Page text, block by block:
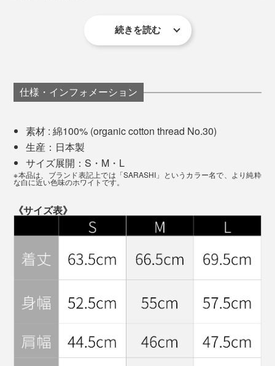
だったら自分たちが買いたい、着たいと思える服、つく
ろうじゃないかと。
首元のネームタグは、さりげないブランドロゴに（※新仕様）
それが2022年、『TARROW TOKYO』のはじまりでし
その第一歩となった、ブランドの名刺代わりのTシャツ
部屋着にしかなれない白Tがどんどん増えていくジレン
触った感じは肉厚なのに、着るとスルンとなめらかな肌
う安心感に包まれます。
実際に洗濯もしてみましたが、たしかにヨレたり、シワ
シワになるということもない。これは長く頼れる一枚に
続きを読む
仕様・インフォメーション
素材 : 綿100% (organic cotton thread No.30)
生産：日本製
サイズ展開：S・M・L
※本品は、ブランド表記上では「SARASHI」というカラー名で、より純粋
な白に近い色味のホワイトです。
《サイズ表》